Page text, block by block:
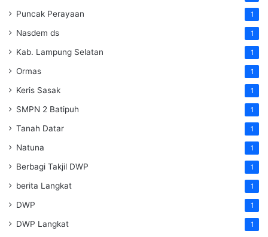
Puncak Perayaan 1
Nasdem ds 1
Kab. Lampung Selatan 1
Ormas 1
Keris Sasak 1
SMPN 2 Batipuh 1
Tanah Datar 1
Natuna 1
Berbagi Takjil DWP 1
berita Langkat 1
DWP 1
DWP Langkat 1